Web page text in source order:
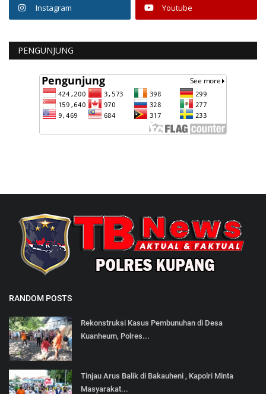
Instagram Youtube
PENGUNJUNG
RANDOM POSTS
Rekonstruksi Kasus Pembunuhan di Desa
Kuanheum, Polres...
Tinjau Arus Balik di Bakauheni , Kapolri Minta
Masyarakat...